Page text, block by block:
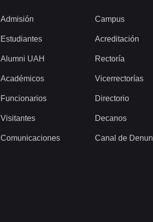
Admisión
Estudiantes
Alumni UAH
Académicos
Funcionarios
Visitantes
Comunicaciones
Campus
Acreditación
Rectoría
Vicerrectorías
Directorio
Decanos
Canal de